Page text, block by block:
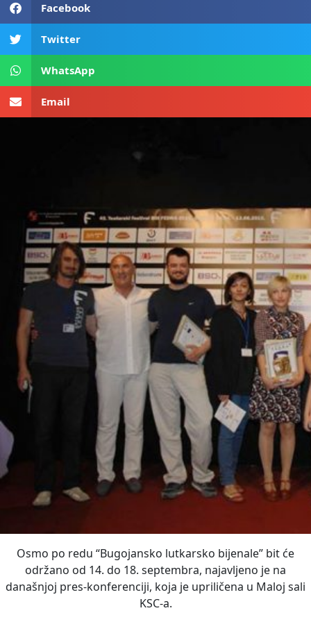
Facebook
Twitter
WhatsApp
Email
Osmo po redu “Bugojansko lutkarsko bijenale” bit će
održano od 14. do 18. septembra, najavljeno je na
današnjoj pres-konferenciji, koja je upriličena u Maloj sali
KSC-a.